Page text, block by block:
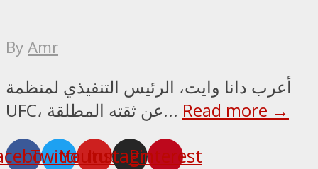
ByAmr
أعرب دانا وايت، الرئيس التنفيذي لمنظمة
UFC، عن ثقته المطلقة... Read more →
TwitterYoutube
Instagram
Pinterest